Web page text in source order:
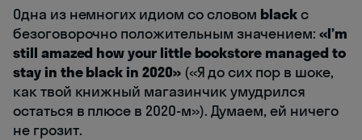
Одна из немногих идиом со словом blackс
безоговорочно положительным значением:«I’m
still amazed how your little bookstore managed to
stay in the black in 2020»(«Я до сих пор в шоке,
как твой книжный магазинчик умудрился
остаться в плюсе в 2020-м»). Думаем, ей ничего
не грозит.